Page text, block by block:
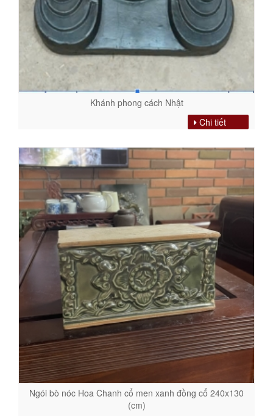
Khánh phong cách Nhật
Chi tiết
Ngói bò nóc Hoa Chanh cổ men xanh đồng cổ 240x130
(cm)